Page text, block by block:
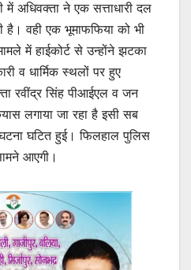
अधिवक्ता ने एक सत्ताधारी दल
है। वही एक भूमाफफिया को भी
में हाईकोर्ट से उन्होंने झटका
व धार्मिक स्थलों पर हुए
रवींद्र सिंह पीआईएल व जन
लगाया जा रहा है इसी सब
घटित हुई। फिलहाल पुलिस
आएगी।